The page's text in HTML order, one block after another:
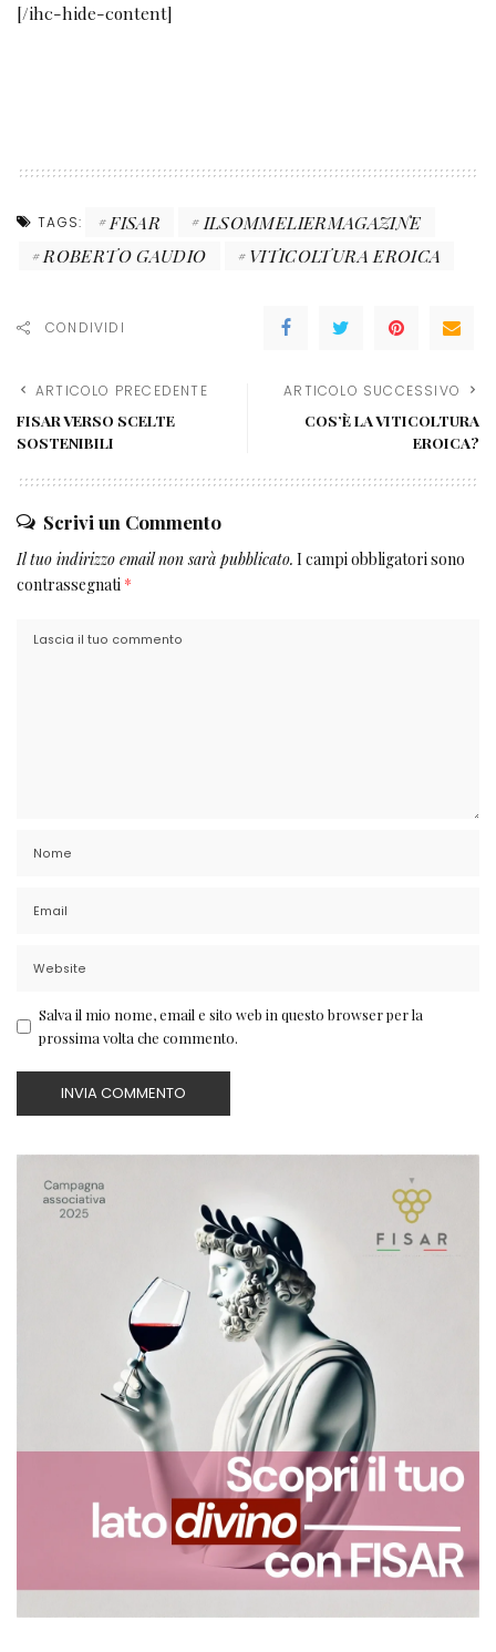
[/ihc-hide-content]
TAGS: FISAR
ILSOMMELIERMAGAZINE
ROBERTO GAUDIO
VITICOLTURA EROICA
CONDIVIDI
ARTICOLO PRECEDENTE
FISAR VERSO SCELTE
SOSTENIBILI
ARTICOLO SUCCESSIVO
COS’È LA VITICOLTURA
EROICA?
Scrivi un Commento
Il tuo indirizzo email non sarà pubblicato. I campi obbligatori sono
contrassegnati *
Salva il mio nome, email e sito web in questo browser per la
prossima volta che commento.